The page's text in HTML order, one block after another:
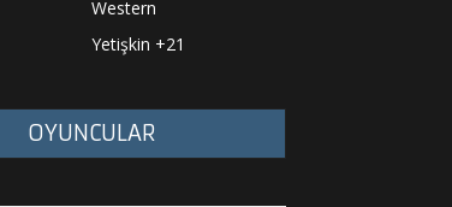
Western
Yetişkin +21
OYUNCULAR